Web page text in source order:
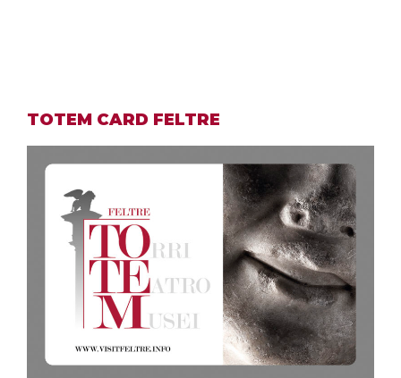
TOTEM CARD FELTRE